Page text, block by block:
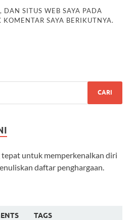
SITUS WEB SAYA PADA
SAYA BERIKUTNYA.
tepat untuk memperkenalkan diri
daftar penghargaan.
TAGS